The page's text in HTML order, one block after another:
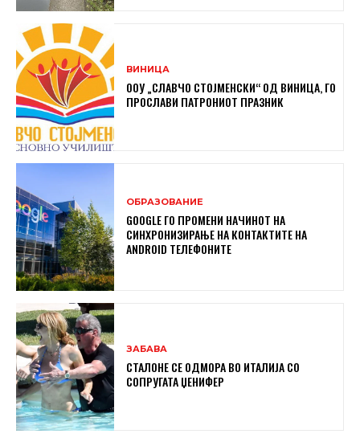
ВИНИЦА
ООУ „СЛАВЧО СТОЈМЕНСКИ“ ОД ВИНИЦА, ГО
ПРОСЛАВИ ПАТРОНИОТ ПРАЗНИК
ОБРАЗОВАНИЕ
GOOGLE ГО ПРОМЕНИ НАЧИНОТ НА
СИНХРОНИЗИРАЊЕ НА КОНТАКТИТЕ НА
ANDROID ТЕЛЕФОНИТЕ
ЗАБАВА
СТАЛОНЕ СЕ ОДМОРА ВО ИТАЛИЈА СО
СОПРУГАТА ЏЕНИФЕР